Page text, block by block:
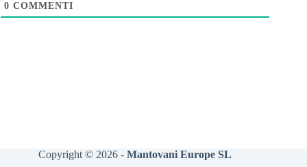
0 COMMENTI
Copyright © 2026 -Mantovani Europe SL